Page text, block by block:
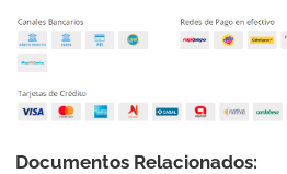
Documentos Relacionados: